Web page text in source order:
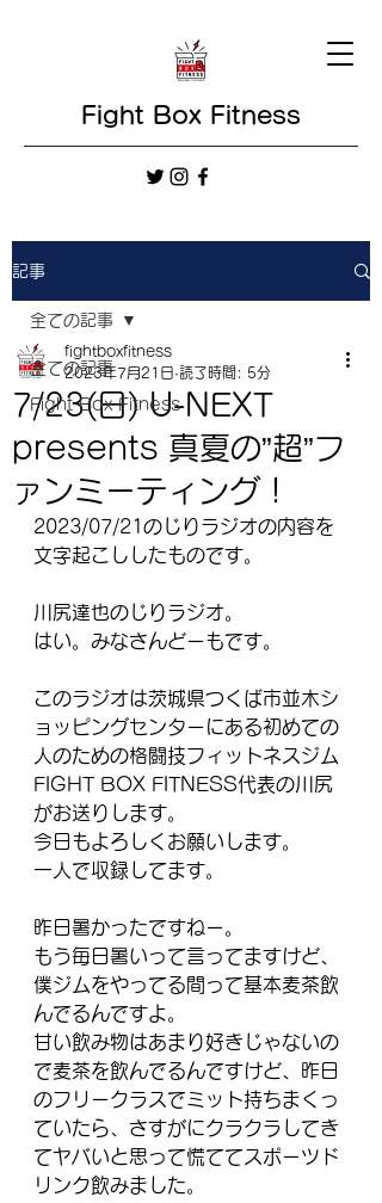
Fight Box Fitness
記事
全ての記事
Fight Box Fitness
全ての記事
7/23(日) U-NEXT
presents 真夏の”超”フ
ァンミーティング！
fightboxfitness
2023年7月21日 読了時間: 5分
2023/07/21のじりラジオの内容を
文字起こししたものです。
川尻達也のじりラジオ。
はい。みなさんどーもです。
このラジオは茨城県つくば市並木シ
ョッピングセンターにある初めての
人のための格闘技フィットネスジム
FIGHT BOX FITNESS代表の川尻
がお送りします。
今日もよろしくお願いします。
一人で収録してます。
昨日暑かったですねー。
もう毎日暑いって言ってますけど、
僕ジムをやってる間って基本麦茶飲
んでるんですよ。
甘い飲み物はあまり好きじゃないの
で麦茶を飲んでるんですけど、昨日
のフリークラスでミット持ちまくっ
ていたら、さすがにクラクラしてき
てヤバいと思って慌ててスポーツド
リンク飲みました。